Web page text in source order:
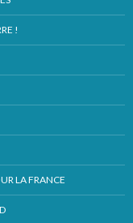
!
LA FRANCE